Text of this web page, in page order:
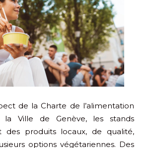
de la Charte de l’alimentation
la Ville de Genève, les stands
des produits locaux, de qualité,
options végétariennes. Des